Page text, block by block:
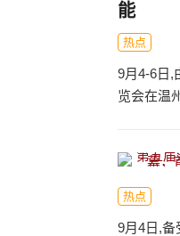
能
热点
9月4-6日,
览会在温
热点
9月4日,备